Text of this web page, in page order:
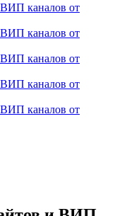
каналов от
каналов от
каналов от
каналов от
каналов от